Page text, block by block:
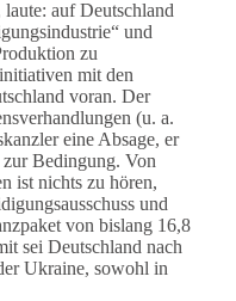
auf Deutschland
und
zu
mit den
voran. Der
(u. a.
eine Absage, er
Bedingung. Von
ist nichts zu hören,
und
von bislang 16,8
sei Deutschland nach
Ukraine, sowohl in